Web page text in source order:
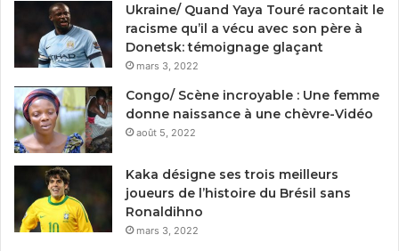
Ukraine/ Quand Yaya Touré racontait le
racisme qu’il a vécu avec son père à
Donetsk: témoignage glaçant
mars 3, 2022
Congo/ Scène incroyable : Une femme
donne naissance à une chèvre-Vidéo
août 5, 2022
Kaka désigne ses trois meilleurs
joueurs de l’histoire du Brésil sans
Ronaldihno
mars 3, 2022